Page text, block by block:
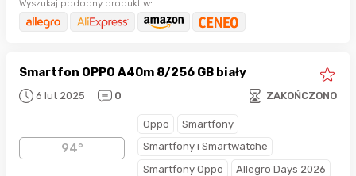
Wyszukaj podobny produkt w:
Smartfon OPPO A40m 8/256 GB biały
6 lut 2025 0 ZAKOŃCZONO
94°
Oppo
Smartfony
Smartfony i Smartwatche
Smartfony Oppo
Allegro Days 2026